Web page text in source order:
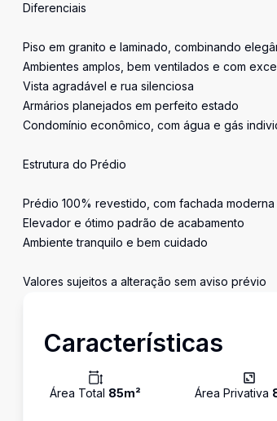
Diferenciais
Piso em granito e laminado, combinando
Ambientes amplos, bem ventilados e com
Vista agradável e rua silenciosa
Armários planejados em perfeito estado
Condomínio econômico, com água e gás
Estrutura do Prédio
Prédio 100% revestido, com fachada
Elevador e ótimo padrão de acabamento
Ambiente tranquilo e bem cuidado
Valores sujeitos a alteração sem aviso prévio
Características
Área Total 85m² Área Privativa